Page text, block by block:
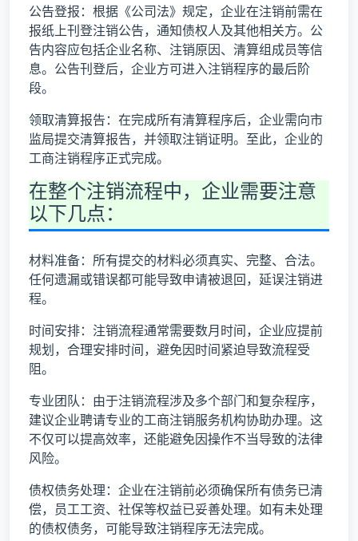
公告登报：根据《公司法》规定，企业在注销前需在
报纸上刊登注销公告，通知债权人及其他相关方。公
告内容应包括企业名称、注销原因、清算组成员等信
息。公告刊登后，企业方可进入注销程序的最后阶
段。
领取清算报告：在完成所有清算程序后，企业需向市
监局提交清算报告，并领取注销证明。至此，企业的
工商注销程序正式完成。
在整个注销流程中，企业需要注意
以下几点：
材料准备：所有提交的材料必须真实、完整、合法。
任何遗漏或错误都可能导致申请被退回，延误注销进
程。
时间安排：注销流程通常需要数月时间，企业应提前
规划，合理安排时间，避免因时间紧迫导致流程受
阻。
专业团队：由于注销流程涉及多个部门和复杂程序，
建议企业聘请专业的工商注销服务机构协助办理。这
不仅可以提高效率，还能避免因操作不当导致的法律
风险。
债权债务处理：企业在注销前必须确保所有债务已清
偿，员工工资、社保等权益已妥善处理。如有未处理
的债权债务，可能导致注销程序无法完成。